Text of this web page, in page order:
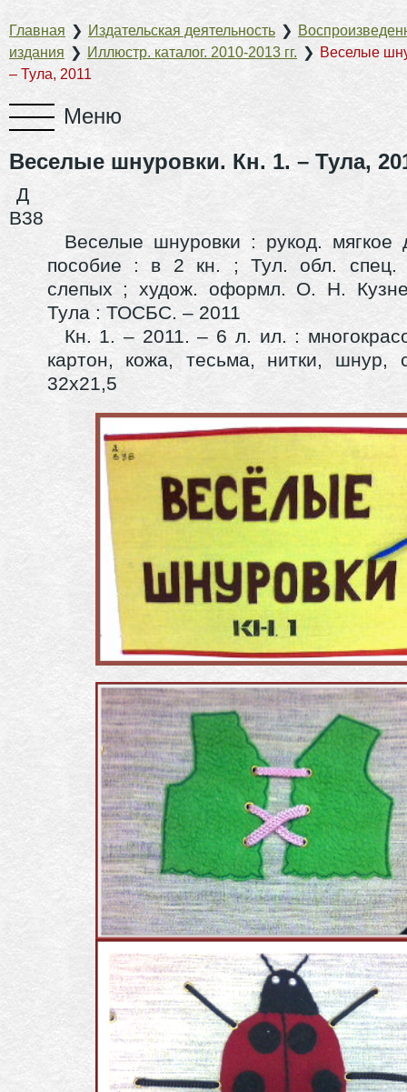
Главная ❯ Издательская деятельность ❯
издания ❯ Иллюстр. каталог. 2010-2013 гг. ❯ Веселые
– Тула, 2011
Веселые шнуровки. Кн. 1. – Тула,
Д
В38
Веселые шнуровки : рукод. мягкое
пособие : в 2 кн. ; Тул. обл. спец.
слепых ; худож. оформл. О. Н.
Тула : ТОСБС. – 2011
Кн. 1. – 2011. – 6 л. ил. :
картон, кожа, тесьма, нитки, шнур,
32х21,5